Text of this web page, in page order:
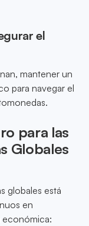
el
mantener un
para navegar el
para las
Globales
globales está
en
económica: